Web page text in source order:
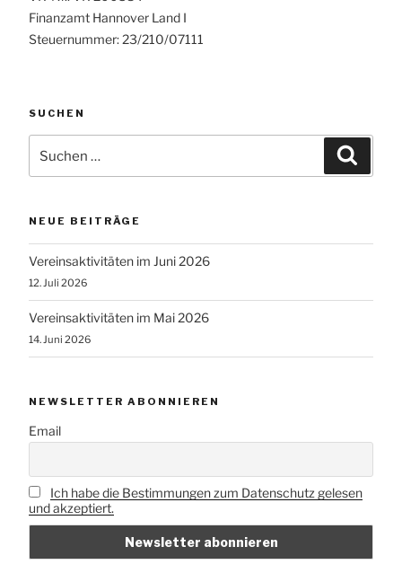
Finanzamt Hannover Land I
Steuernummer: 23/210/07111
SUCHEN
nach:
NEUE BEITRÄGE
Vereinsaktivitäten im Juni 2026
12. Juli 2026
Vereinsaktivitäten im Mai 2026
14. Juni 2026
NEWSLETTER ABONNIEREN
Email
Ich habe die Bestimmungen zum Datenschutz gelesen
und akzeptiert.